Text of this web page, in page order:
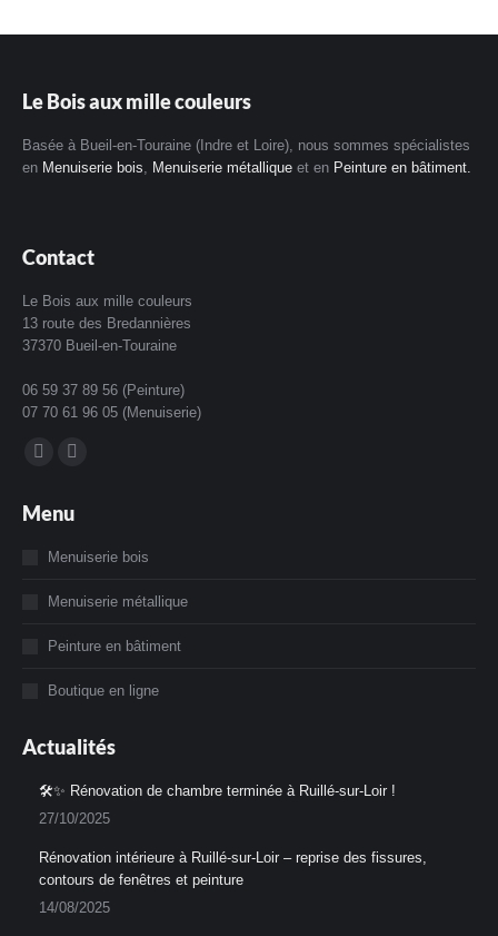
Le Bois aux mille couleurs
Basée à Bueil-en-Touraine (Indre et Loire), nous sommes spécialistes
en Menuiserie bois, Menuiserie métallique et en Peinture en bâtiment.
Contact
Le Bois aux mille couleurs
13 route des Bredannières
37370 Bueil-en-Touraine
06 59 37 89 56 (Peinture)
07 70 61 96 05 (Menuiserie)
Trouvez nous sur :
Facebook
s'ouvre
une
nouvelle
Instagram
s'ouvre
une
nouvelle
Menu
Menuiserie bois
Menuiserie métallique
Peinture en bâtiment
Boutique en ligne
Actualités
🛠️✨ Rénovation de chambre terminée à Ruillé-sur-Loir !
27/10/2025
Rénovation intérieure à Ruillé-sur-Loir – reprise des fissures,
contours de fenêtres et peinture
14/08/2025